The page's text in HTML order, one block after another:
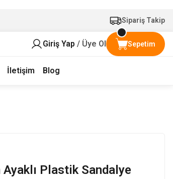
Sipariş Takip
Giriş Yap / Üye Ol Sepetim
İletişim Blog
Plastik Sandalye